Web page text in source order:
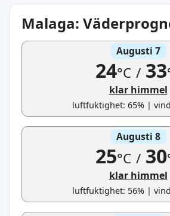
Malaga:
Augusti 7
24°C /33
klar himmel
luftfuktighet: 65% |
Augusti 8
25°C /30
klar himmel
luftfuktighet: 56% |